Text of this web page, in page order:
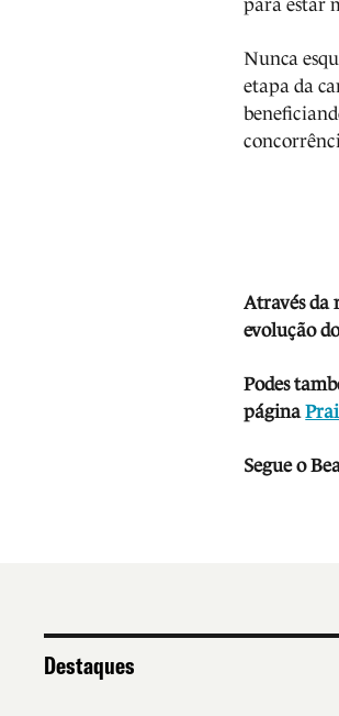
para estar
Nunca
etapa da
Através da
evolução
Podes
página
Segue o
Destaques